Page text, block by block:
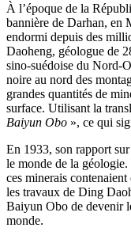
À l’époque de la
bannière de Darhan, en
endormi depuis des
Daoheng, géologue de
sino-suédoise du Nord-
noire au nord des
grandes quantités de
surface. Utilisant la
Baiyun Obo », ce qui
En 1933, son rapport
le monde de la
ces minerais
les travaux de Ding
Baiyun Obo de devenir
monde.